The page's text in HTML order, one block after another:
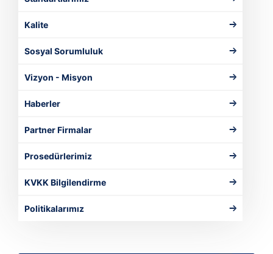
Kalite
Sosyal Sorumluluk
Vizyon - Misyon
Haberler
Partner Firmalar
Prosedürlerimiz
KVKK Bilgilendirme
Politikalarımız